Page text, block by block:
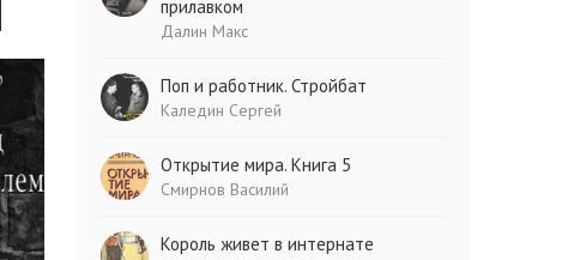
прилавком
Далин Макс
Поп и работник. Стройбат
Каледин Сергей
Открытие мира. Книга 5
Смирнов Василий
Король живет в интернате